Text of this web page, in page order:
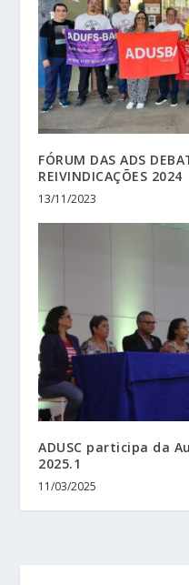
FÓRUM DAS ADS
REIVINDICAÇÕES 2024
13/11/2023
ADUSC participa da
2025.1
11/03/2025